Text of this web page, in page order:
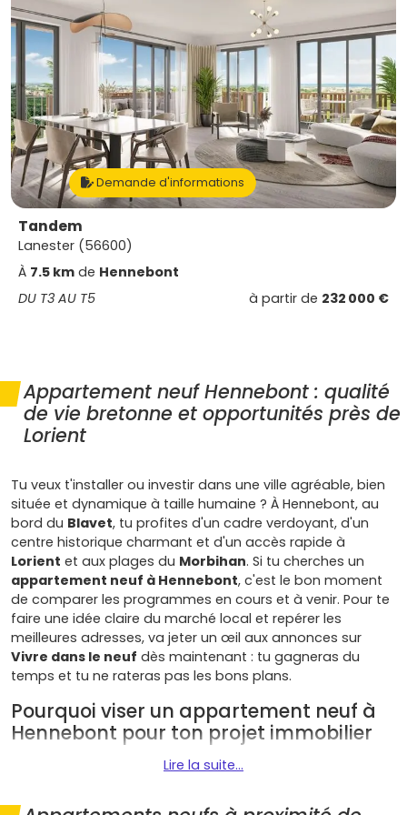
Demande d'informations
Tandem
Lanester (56600)
À 7.5 km de Hennebont
DU T3 AU T5
à partir de 232 000 €
Appartement neuf Hennebont : qualité
de vie bretonne et opportunités près de
Lorient
Tu veux t'installer ou investir dans une ville agréable, bien
située et dynamique à taille humaine ? À Hennebont, au
bord du Blavet, tu profites d'un cadre verdoyant, d'un
centre historique charmant et d'un accès rapide à
Lorient et aux plages du Morbihan. Si tu cherches un
appartement neuf à Hennebont, c'est le bon moment
de comparer les programmes en cours et à venir. Pour te
faire une idée claire du marché local et repérer les
meilleures adresses, va jeter un œil aux annonces sur
Vivre dans le neuf dès maintenant : tu gagneras du
temps et tu ne rateras pas les bons plans.
Pourquoi viser un appartement neuf à
Hennebont pour ton projet immobilier
Plusieurs atouts font d'Hennebont une destination de
Lire la suite...